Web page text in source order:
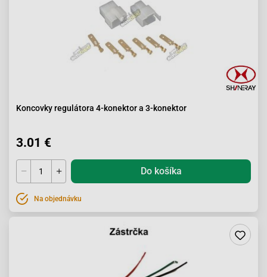
Koncovky regulátora 4-konektor a 3-konektor
3.01 €
Do košíka
Na objednávku